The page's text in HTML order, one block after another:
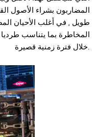
المضاربون بشراء الأصول
طويل , في أغلب الأحيان
المخاطرة بما يتناسب
خلال فترة زمنية قصيرة.